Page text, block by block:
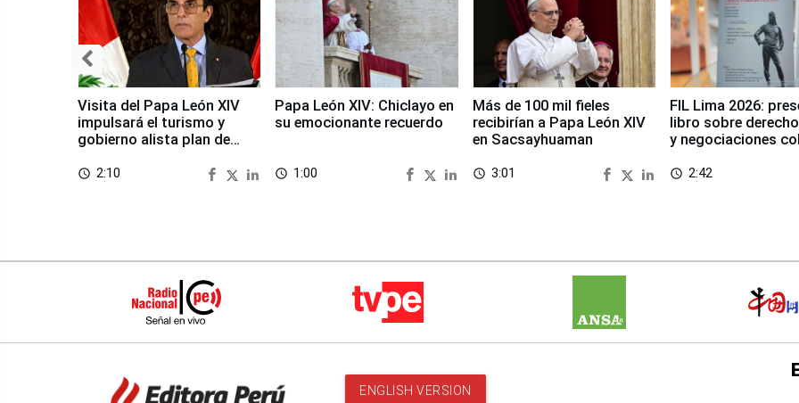
Visita del Papa León XIV
impulsará el turismo y
gobierno alista plan de
access_time 2:10
Papa León XIV: Chiclayo en
su emocionante recuerdo
access_time 1:00
Más de 100 mil fieles
recibirían a Papa León XIV
en Sacsayhuaman
access_time 3:01
FIL Lima 2026:
libro sobre
y negociaciones
access_time 2:42
ENGLISH VERSION